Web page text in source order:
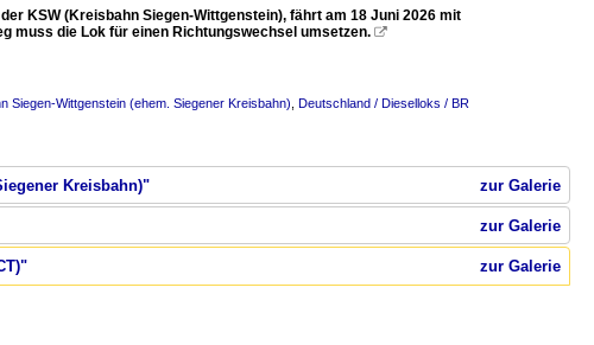
KSW (Kreisbahn Siegen-Wittgenstein), fährt am 18 Juni 2026 mit
muss die Lok für einen Richtungswechsel umsetzen. 
Siegen-Wittgenstein (ehem. Siegener Kreisbahn) Deutschland / Dieselloks / BR
zur Galerie
Kreisbahn)"
zur Galerie
zur Galerie